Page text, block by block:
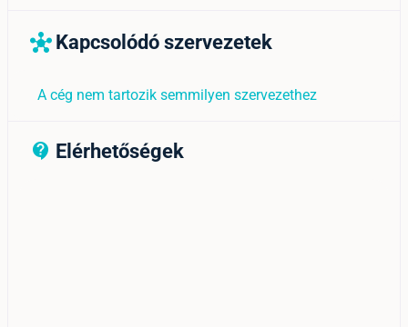
hub Kapcsolódó szervezetek
A cég nem tartozik semmilyen szervezethez
contact_support_outline
Elérhetőségek